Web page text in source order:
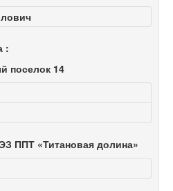
:
поселок 14
ППТ «Титановая долина»